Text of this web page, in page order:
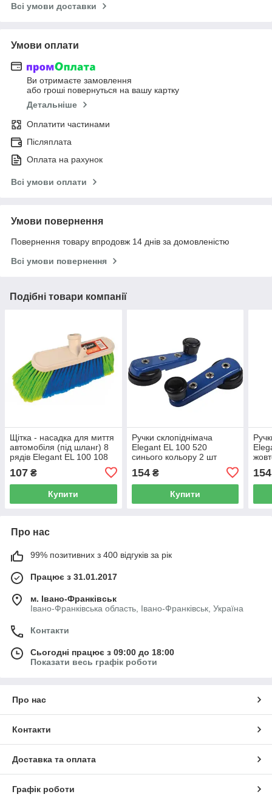
Всі умови доставки
Умови оплати
Ви отримаєте замовлення
або гроші повернуться на вашу картку
Детальніше
Оплатити частинами
Післяплата
Оплата на рахунок
Всі умови оплати
Умови повернення
Повернення товару впродовж 14 днів за домовленістю
Всі умови повернення
Подібні товари компанії
Щітка - насадка для миття
автомобіля (під шланг) 8
рядів Elegant EL 100 108
107 ₴
Купити
Ручки склопіднімача
Elegant EL 100 520
синього кольору 2 шт
154₴
Купити
154
Про нас
99% позитивних з 400 відгуків за рік
Працює з 31.01.2017
м. Івано-Франківськ
Івано-Франківська область, Івано-Франківськ, Україна
Контакти
Сьогодні працює з 09:00 до 18:00
Показати весь графік роботи
Про нас
Контакти
Доставка та оплата
Графік роботи